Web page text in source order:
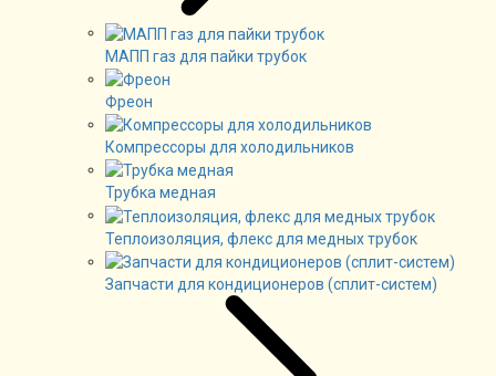
МАПП газ для пайки трубок
Фреон
Компрессоры для холодильников
Трубка медная
Теплоизоляция, флекс для медных трубок
Запчасти для кондиционеров (сплит-систем)